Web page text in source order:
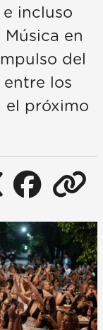
incluso
Música en
del
los
el próximo